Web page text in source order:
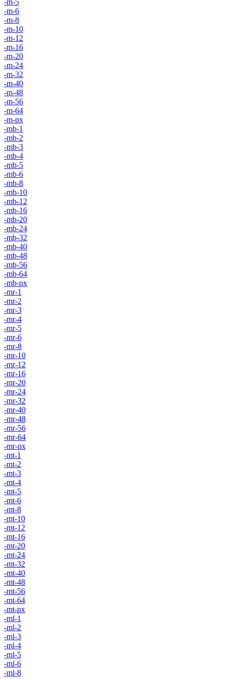
-m-6
-m-8
-m-10
-m-12
-m-16
-m-20
-m-24
-m-32
-m-40
-m-48
-m-56
-m-64
-m-px
-mb-1
-mb-2
-mb-3
-mb-4
-mb-5
-mb-6
-mb-8
-mb-10
-mb-12
-mb-16
-mb-20
-mb-24
-mb-32
-mb-40
-mb-48
-mb-56
-mb-64
-mb-px
-mr-1
-mr-2
-mr-3
-mr-4
-mr-5
-mr-6
-mr-8
-mr-10
-mr-12
-mr-16
-mr-20
-mr-24
-mr-32
-mr-40
-mr-48
-mr-56
-mr-64
-mr-px
-mt-1
-mt-2
-mt-3
-mt-4
-mt-5
-mt-6
-mt-8
-mt-10
-mt-12
-mt-16
-mt-20
-mt-24
-mt-32
-mt-40
-mt-48
-mt-56
-mt-64
-mt-px
-ml-1
-ml-2
-ml-3
-ml-4
-ml-5
-ml-6
-ml-8